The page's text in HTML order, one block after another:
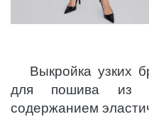
Выкройка узких
для пошива из
содержанием